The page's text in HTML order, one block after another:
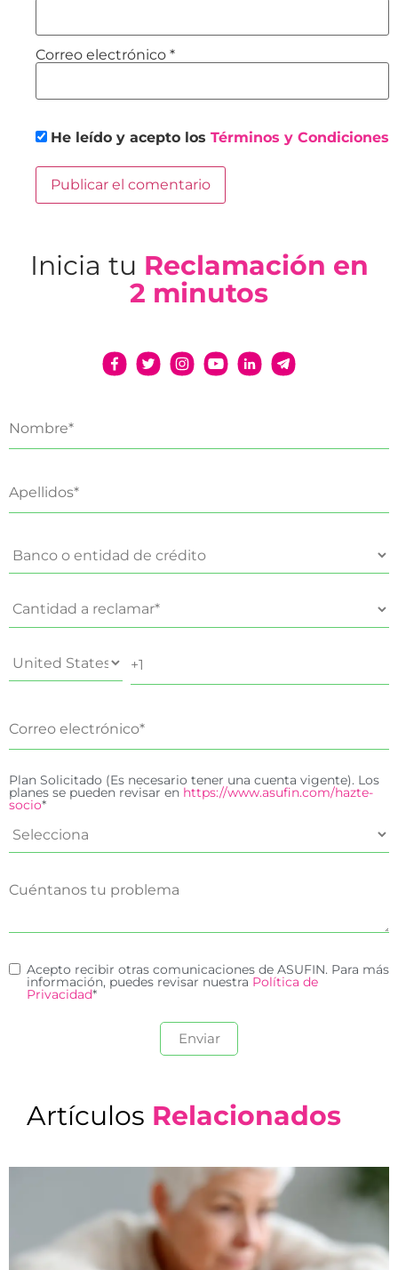
Correo electrónico *
He leído y acepto los Términos y Condiciones
Inicia tu Reclamación en
2 minutos
Plan Solicitado (Es necesario tener una cuenta vigente). Los
planes se pueden revisar en https://www.asufin.com/hazte-
socio*
Acepto recibir otras comunicaciones de ASUFIN. Para más
información, puedes revisar nuestra Política de
Privacidad*
Artículos Relacionados